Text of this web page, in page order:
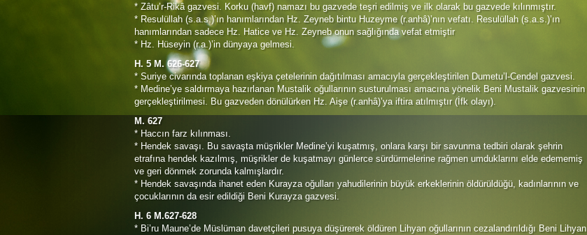
* Zâtu’r-Rikâ gazvesi. Korku (havf) namazı bu gazvede teşri edilmiş ve ilk olarak bu gazvede kılınmıştır.
* Resulüllah (s.a.s.)’ın hanımlarından Hz. Zeyneb bintu Huzeyme (r.anhâ)’nın vefatı. Resulüllah (s.a.s.)’ın
hanımlarından sadece Hz. Hatice ve Hz. Zeyneb onun sağlığında vefat etmiştir
* Hz. Hüseyin (r.a.)’in dünyaya gelmesi.
H. 5 M. 626-627
* Suriye civarında toplanan eşkiya çetelerinin dağıtılması amacıyla gerçekleştirilen Dumetu’l-Cendel gazvesi.
* Medine’ye saldırmaya hazırlanan Mustalik oğullarının susturulması amacına yönelik Beni Mustalik gazvesinin
gerçekleştirilmesi. Bu gazveden dönülürken Hz. Aişe (r.anhâ)’ya iftira atılmıştır (İfk olayı).
M. 627
* Haccın farz kılınması.
* Hendek savaşı. Bu savaşta müşrikler Medine’yi kuşatmış, onlara karşı bir savunma tedbiri olarak şehrin
etrafına hendek kazılmış, müşrikler de kuşatmayı günlerce sürdürmelerine rağmen umduklarını elde edememiş
ve geri dönmek zorunda kalmışlardır.
* Hendek savaşında ihanet eden Kurayza oğulları yahudilerinin büyük erkeklerinin öldürüldüğü, kadınlarının ve
çocuklarının da esir edildiği Beni Kurayza gazvesi.
H. 6 M.627-628
* Bi’ru Maune’de Müslüman davetçileri pusuya düşürerek öldüren Lihyan oğullarının cezalandırıldığı Beni Lihyan